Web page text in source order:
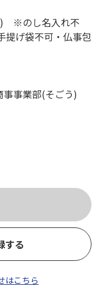
) ※のし名入れ不
提げ袋不可・仏事包
事業部(そごう)
する
はこちら